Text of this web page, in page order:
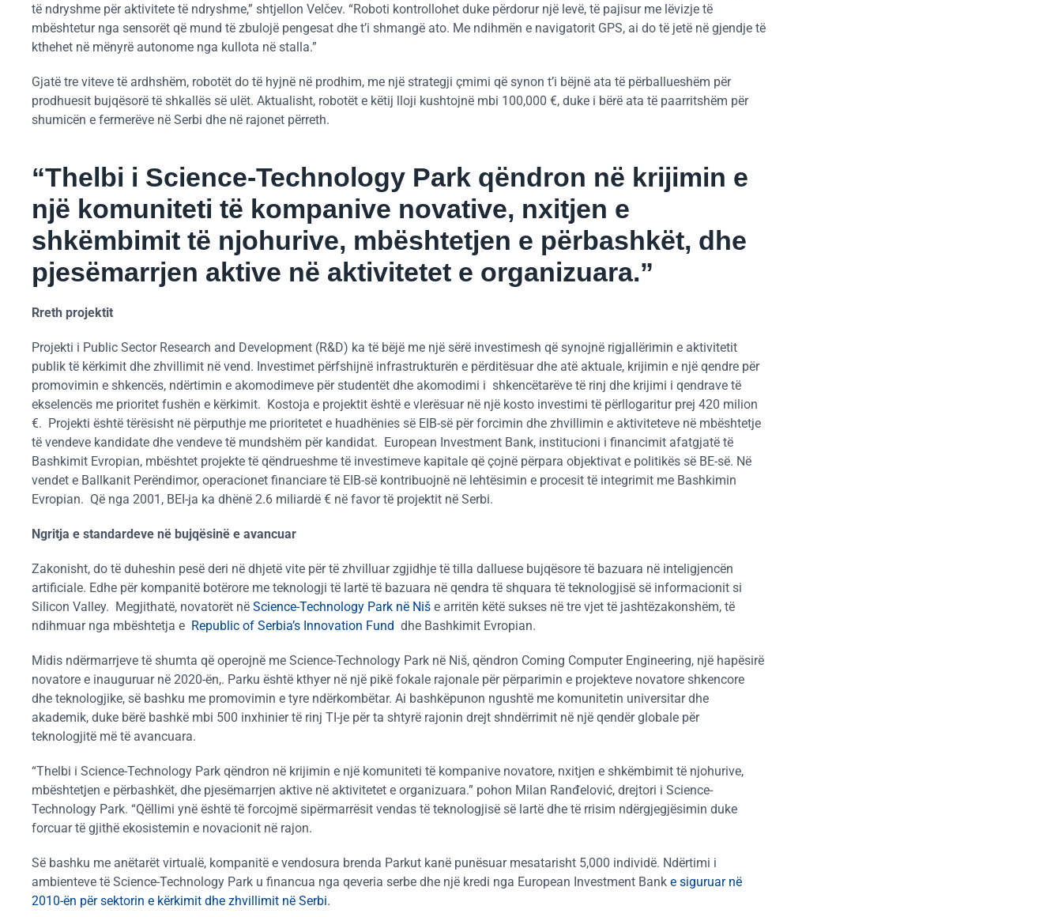
të ndryshme për aktivitete të ndryshme,” shtjellon Velčev. “Roboti kontrollohet duke përdorur një levë, të pajisur me lëvizje të
mbështetur nga sensorët që mund të zbulojë pengesat dhe t’i shmangë ato. Me ndihmën e navigatorit GPS, ai do të jetë në gjendje të
kthehet në mënyrë autonome nga kullota në stalla.”
Gjatë tre viteve të ardhshëm, robotët do të hyjnë në prodhim, me një strategji çmimi që synon t’i bëjnë ata të përballueshëm për
prodhuesit bujqësorë të shkallës së ulët. Aktualisht, robotët e këtij lloji kushtojnë mbi 100,000 €, duke i bërë ata të paarritshëm për
shumicën e fermerëve në Serbi dhe në rajonet përreth.
“Thelbi i Science-Technology Park qëndron në krijimin e
një komuniteti të kompanive novative, nxitjen e
shkëmbimit të njohurive, mbështetjen e përbashkët, dhe
pjesëmarrjen aktive në aktivitetet e organizuara.”
Rreth projektit
Projekti i Public Sector Research and Development (R&D) ka të bëjë me një sërë investimesh që synojnë rigjallërimin e aktivitetit
publik të kërkimit dhe zhvillimit në vend. Investimet përfshijnë infrastrukturën e përditësuar dhe atë aktuale, krijimin e një qendre për
promovimin e shkencës, ndërtimin e akomodimeve për studentët dhe akomodimi i shkencëtarëve të rinj dhe krijimi i qendrave të
ekselencës me prioritet fushën e kërkimit. Kostoja e projektit është e vlerësuar në një kosto investimi të përllogaritur prej 420 milion
€. Projekti është tërësisht në përputhje me prioritetet e huadhënies së EIB-së për forcimin dhe zhvillimin e aktiviteteve në mbështetje
të vendeve kandidate dhe vendeve të mundshëm për kandidat. European Investment Bank, institucioni i financimit afatgjatë të
Bashkimit Evropian, mbështet projekte të qëndrueshme të investimeve kapitale që çojnë përpara objektivat e politikës së BE-së. Në
vendet e Ballkanit Perëndimor, operacionet financiare të EIB-së kontribuojnë në lehtësimin e procesit të integrimit me Bashkimin
Evropian. Që nga 2001, BEI-ja ka dhënë 2.6 miliardë € në favor të projektit në Serbi.
Ngritja e standardeve në bujqësinë e avancuar
Zakonisht, do të duheshin pesë deri në dhjetë vite për të zhvilluar zgjidhje të tilla dalluese bujqësore të bazuara në inteligjencën
artificiale. Edhe për kompanitë botërore me teknologji të lartë të bazuara në qendra të shquara të teknologjisë së informacionit si
Silicon Valley. Megjithatë, novatorët në Science-Technology Park në Niš e arritën këtë sukses në tre vjet të jashtëzakonshëm, të
ndihmuar nga mbështetja e Republic of Serbia’s Innovation Fund dhe Bashkimit Evropian.
Midis ndërmarrjeve të shumta që operojnë me Science-Technology Park në Niš, qëndron Coming Computer Engineering, një hapësirë
novatore e inauguruar në 2020-ën,. Parku është kthyer në një pikë fokale rajonale për përparimin e projekteve novatore shkencore
dhe teknologjike, së bashku me promovimin e tyre ndërkombëtar. Ai bashkëpunon ngushtë me komunitetin universitar dhe
akademik, duke bërë bashkë mbi 500 inxhinier të rinj TI-je për ta shtyrë rajonin drejt shndërrimit në një qendër globale për
teknologjitë më të avancuara.
“Thelbi i Science-Technology Park qëndron në krijimin e një komuniteti të kompanive novatore, nxitjen e shkëmbimit të njohurive,
mbështetjen e përbashkët, dhe pjesëmarrjen aktive në aktivitetet e organizuara.” pohon Milan Ranđelović, drejtori i Science-
Technology Park. “Qëllimi ynë është të forcojmë sipërmarrësit vendas të teknologjisë së lartë dhe të rrisim ndërgjegjësimin duke
forcuar të gjithë ekosistemin e novacionit në rajon.
Së bashku me anëtarët virtualë, kompanitë e vendosura brenda Parkut kanë punësuar mesatarisht 5,000 individë. Ndërtimi i
ambienteve të Science-Technology Park u financua nga qeveria serbe dhe një kredi nga European Investment Bank e siguruar në
2010-ën për sektorin e kërkimit dhe zhvillimit në Serbi.